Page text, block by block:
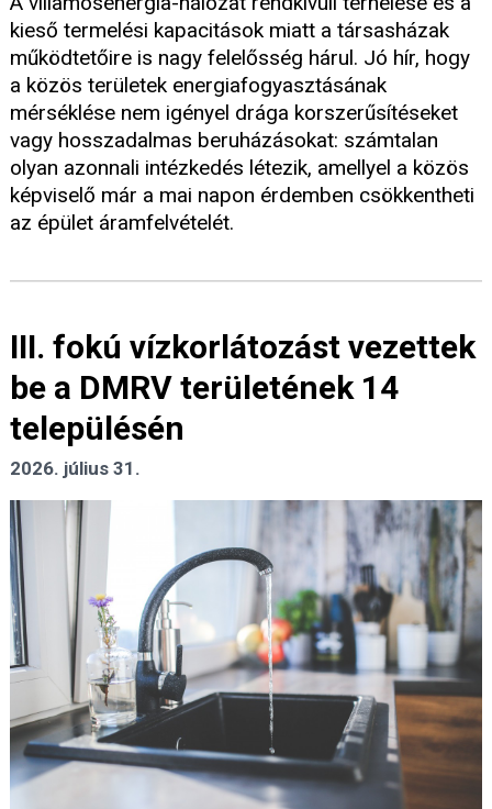
kieső termelési kapacitások miatt a társasházak
működtetőire is nagy felelősség hárul. Jó hír, hogy
a közös területek energiafogyasztásának
mérséklése nem igényel drága korszerűsítéseket
vagy hosszadalmas beruházásokat: számtalan
olyan azonnali intézkedés létezik, amellyel a közös
képviselő már a mai napon érdemben csökkentheti
az épület áramfelvételét.
III. fokú vízkorlátozást vezettek
be a DMRV területének 14
településén
2026. július 31.